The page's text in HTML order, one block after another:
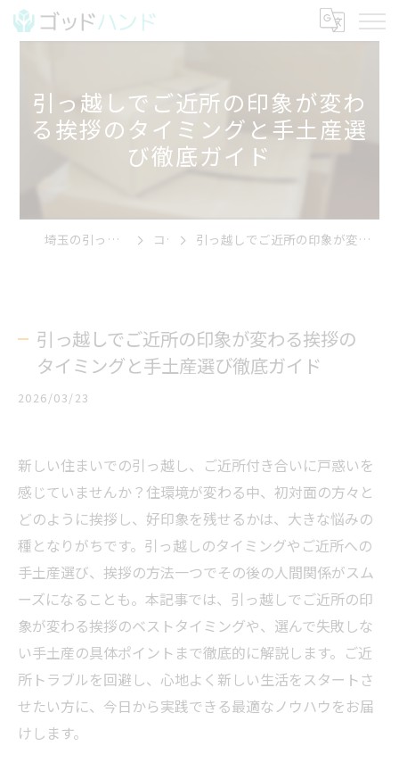
引っ越しでご近所の印象が変わ
る挨拶のタイミングと手土産選
び徹底ガイド
埼玉の引っ越しならゴッドハンド コラム 引っ越しでご近所の印象が変わる挨拶のタイミングと手土産選び徹底ガイド
引っ越しでご近所の印象が変わる挨拶の
タイミングと手土産選び徹底ガイド
2026/03/23
新しい住まいでの引っ越し、ご近所付き合いに戸惑いを
感じていませんか？住環境が変わる中、初対面の方々と
どのように挨拶し、好印象を残せるかは、大きな悩みの
種となりがちです。引っ越しのタイミングやご近所への
手土産選び、挨拶の方法一つでその後の人間関係がスム
ーズになることも。本記事では、引っ越しでご近所の印
象が変わる挨拶のベストタイミングや、選んで失敗しな
い手土産の具体ポイントまで徹底的に解説します。ご近
所トラブルを回避し、心地よく新しい生活をスタートさ
せたい方に、今日から実践できる最適なノウハウをお届
けします。